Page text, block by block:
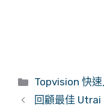
類
別
Topvision 快速
回顧最佳